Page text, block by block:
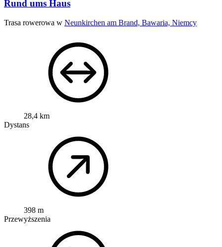
Rund ums Haus
Trasa rowerowa w Neunkirchen am Brand, Bawaria, Niemcy
28,4 km
Dystans
398 m
Przewyższenia